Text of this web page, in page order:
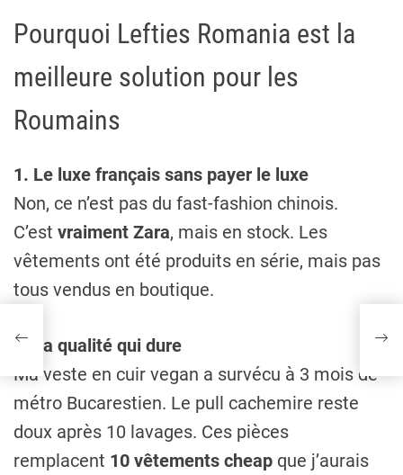
Pourquoi Lefties Romania est la
meilleure solution pour les
Roumains
1. Le luxe français sans payer le luxe
Non, ce n’est pas du fast-fashion chinois.
C’est vraiment Zara, mais en stock. Les
vêtements ont été produits en série, mais pas
tous vendus en boutique.
2. La qualité qui dure
Ma veste en cuir vegan a survécu à 3 mois de
métro Bucarestien. Le pull cachemire reste
doux après 10 lavages. Ces pièces
remplacent 10 vêtements cheap que j’aurais